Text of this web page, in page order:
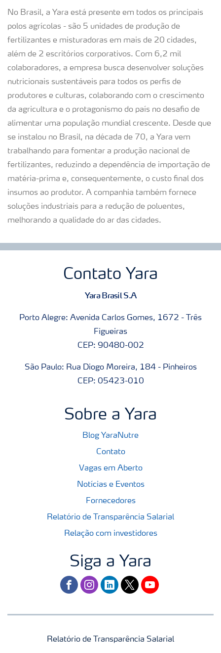
No Brasil, a Yara está presente em todos os principais
polos agrícolas - são 5 unidades de produção de
fertilizantes e misturadoras em mais de 20 cidades,
além de 2 escritórios corporativos. Com 6,2 mil
colaboradores, a empresa busca desenvolver soluções
nutricionais sustentáveis para todos os perfis de
produtores e culturas, colaborando com o crescimento
da agricultura e o protagonismo do país no desafio de
alimentar uma população mundial crescente. Desde que
se instalou no Brasil, na década de 70, a Yara vem
trabalhando para fomentar a produção nacional de
fertilizantes, reduzindo a dependência de importação de
matéria-prima e, consequentemente, o custo final dos
insumos ao produtor. A companhia também fornece
soluções industriais para a redução de poluentes,
melhorando a qualidade do ar das cidades.
Contato Yara
Yara Brasil S.A
Porto Alegre: Avenida Carlos Gomes, 1672 - Três
Figueiras
CEP: 90480-002
São Paulo: Rua Diogo Moreira, 184 - Pinheiros
CEP: 05423-010
Sobre a Yara
Blog YaraNutre
Contato
Vagas em Aberto
Notícias e Eventos
Fornecedores
Relatório de Transparência Salarial
Relação com investidores
Siga a Yara
facebookinstagram
linkedintwitteryoutube
Relatório de Transparência Salarial